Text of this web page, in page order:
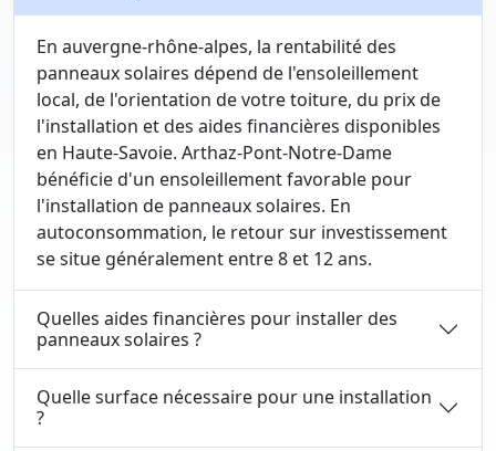
En auvergne-rhône-alpes, la rentabilité des
panneaux solaires dépend de l'ensoleillement
local, de l'orientation de votre toiture, du prix de
l'installation et des aides financières disponibles
en Haute-Savoie. Arthaz-Pont-Notre-Dame
bénéficie d'un ensoleillement favorable pour
l'installation de panneaux solaires. En
autoconsommation, le retour sur investissement
se situe généralement entre 8 et 12 ans.
Quelles aides financières pour installer des
panneaux solaires ?
Quelle surface nécessaire pour une installation
?